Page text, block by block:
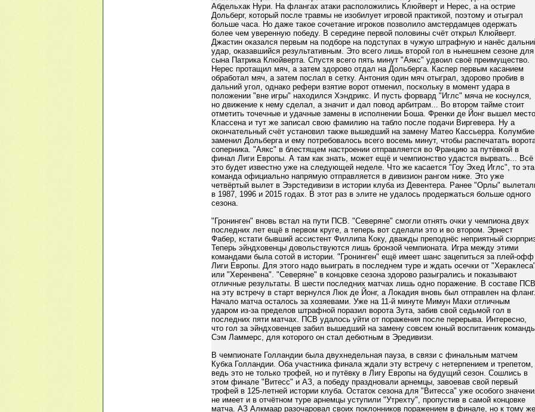
Абдельхак Нури. На флангах атаки расположились Клюйверт и Нерес, а на острие
Дольберг, который после травмы не изобилует игровой практикой, поэтому и отыграл
больше часа. Но даже такое сочетание игроков позволило амстердамцев одержать
более чем уверенную победу. В середине первой половины счёт открыл Клюйверт.
Джастин оказался первым на подборе на подступах в чужую штрафную и нанёс
удар, оказавшийся результативным. Это всего лишь второй гол в нынешнем сезоне для
сына Патрика Клюйверта. Спустя всего пять минут "Аякс" удвоил своё преимущество.
Нерес протащил мяч, а затем здорово отдал на Дольберга. Каспер первым касанием
обработал мяч, а затем послал в сетку. Антония один мяч отыграл, здорово пробив в
дальний угол, однако рефери взятие ворот отменил, поскольку в момент удара в
положении "вне игры" находился Хэндрикс. И пусть форвард "Иглс" мяча не коснулся,
но движение к нему сделал, а значит и дал повод арбитрам... Во втором тайме стоит
отметить точечные и удачные замены в исполнении Боша. Френки де Йонг вышел место
Классена и тут же записал свою фамилию на табло после подачи Виргевера. Ну а
окончательный счёт установил также вышедший на замену Матео Кассьерра.
заменил Дольберга и ему потребовалось всего восемь минут, чтобы распечатать
соперника. "Аякс" в блестящем настроении отправляется во Францию за путёвкой в
финал Лиги Европы. А там как знать, может ещё и чемпионство удастся вырвать... Всё
это будет известно уже на следующей неделе. Что же касается "Гоу Эхед Иглс", то эта
команда официально напрямую отправляется в дивизион рангом ниже. Это уже
четвёртый вылет в Ээрстедивизи в истории клуба из Девентера. Ранее "Орлы"
в 1987, 1996 и 2015 годах. В этот раз в элите не удалось продержаться больше одного
сезона.
"Гронинген" вновь встал на пути ПСВ. "Северяне" смогли отнять очки у чемпиона двух
последних лет ещё в первом круге, а теперь вот сделали это и во втором. Эрнест
Фабер, кстати бывший ассистент Филлипа Коку, дважды преподнёс неприятный
Теперь эйндховенцы довольствуются лишь бронзой чемпионата. Игра между этими
командами была сотой в истории. "Гронинген" ещё имеет шанс зацепиться за плей-офф
Лиги Европы. Для этого надо выиграть в последнем туре и ждать осечки от
или "Херенвена". "Северяне" в концовке сезона здорово разыгрались и показывают
отличные результаты. В шести последних матчах лишь одно поражение. В составе ПСВ
на эту встречу в старт вернулся Люк де Йонг, а Локадия вновь был отправлен на фланг.
Начало матча осталось за хозяевами. Уже на 11-й минуте Мимун Махи отличным
ударом из-за пределов штрафной поразил ворота Зута, забив свой седьмой гол в
последних пяти матчах. ПСВ удалось уйти от поражения после перерыва. Интересно,
что гол за эйндховенцев забил вышедший на замену совсем юный воспитанник
Сэм Ламмерс, для которого он стал дебютным в Эредивизи.
В чемпионате Голландии была двухнедельная пауза, в связи с финальным матчем
Кубка Голландии. Оба участника финала ждали эту встречу с нетерпением и трепетом,
ведь это не только трофей, но и путёвку в Лигу Европы на будущий сезон. Сошлись в
этом финале "Витесс" и АЗ, а победу праздновали арнемцы, завоевав свой первый
трофей в 125-летней истории клуба. Остаток сезона для "Витесса" уже особого
не имеет и в отчётном туре арнемцы уступили "Утрехту", пропустив в самой концовке
матча. АЗ Алкмаар разочаровал своих поклонников поражением в финале, но к тому же